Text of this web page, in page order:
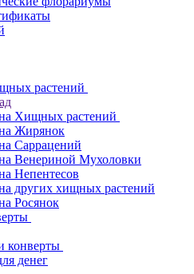
растений
Хищных растений
Жирянок
Саррацений
Венериной Мухоловки
Непентесов
других хищных растений
Росянок
конверты
денег